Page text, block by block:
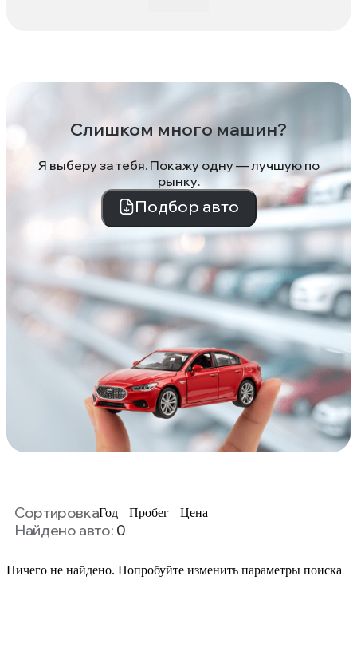
Слишком много машин?
Я выберу за тебя. Покажу одну — лучшую по
рынку.
Подбор авто
СортировкаГод Пробег Цена
Найдено авто: 0
Ничего не найдено. Попробуйте изменить параметры поиска